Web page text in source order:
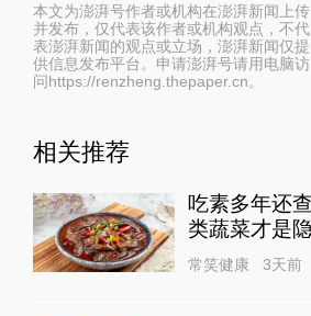
本文为澎湃号作者或机构在澎湃新闻上传
并发布，仅代表该作者或机构观点，不代
表澎湃新闻的观点或立场，澎湃新闻仅提
供信息发布平台。申请澎湃号请用电脑访
问https://renzheng.thepaper.cn。
相关推荐
吃素多年还
类蔬菜才是
常笑健康 3天前